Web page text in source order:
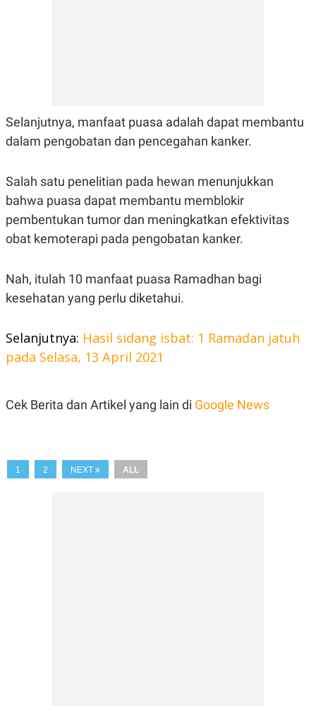
Selanjutnya, manfaat puasa adalah dapat membantu
dalam pengobatan dan pencegahan kanker.
Salah satu penelitian pada hewan menunjukkan
bahwa puasa dapat membantu memblokir
pembentukan tumor dan meningkatkan efektivitas
obat kemoterapi pada pengobatan kanker.
Nah, itulah 10 manfaat puasa Ramadhan bagi
kesehatan yang perlu diketahui.
Selanjutnya: Hasil sidang isbat: 1 Ramadan jatuh
pada Selasa, 13 April 2021
Cek Berita dan Artikel yang lain di Google News
1 2 NEXT ALL